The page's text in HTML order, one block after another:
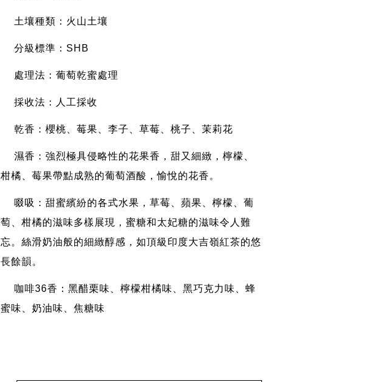
土壤種類：火山土壤
分級標準： SHB
處理法：葡萄乾蜜處理
採收法：人工採收
乾香：櫻桃、莓果、李子、草莓、桃子、茉莉花
濕香：強烈極具侵略性的花果香，甜又細緻，檸檬、
柑橘、莓果帶點成熟的葡萄酒酸，愉悅的花香。
啜吸：甜蜜繽紛的各式水果，草莓、蘋果、檸檬、葡
萄、柑橘的滋味多樣展現，蜜糖和太妃糖的滋味令人難
忘。絲滑奶油般的細緻醇感，如頂級印度大吉嶺紅茶的悠
長餘韻。
咖啡36香：黑醋栗味、檸檬柑橘味、黑巧克力味、蜂
蜜味、奶油味、焦糖味